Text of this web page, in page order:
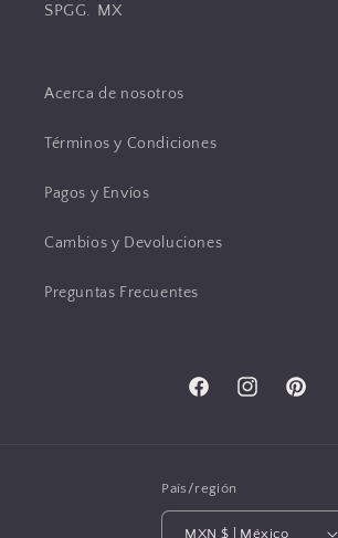
SPGG. MX
Acerca de nosotros
Términos y Condiciones
Pagos y Envíos
Cambios y Devoluciones
Preguntas Frecuentes
FacebookInstagramPinterest
País/región
MXN $ | México